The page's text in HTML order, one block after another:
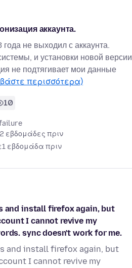
аккаунта.
не выходил с аккаунта.
и установки новой версии
не подтягивает мои данные
περισσότερα)
10
εβδομάδες πριν
1 εβδομάδα πριν
and install firefox again, but
I cannot revive my
sync doesn't work for me.
and install firefox again, but
I cannot revive my